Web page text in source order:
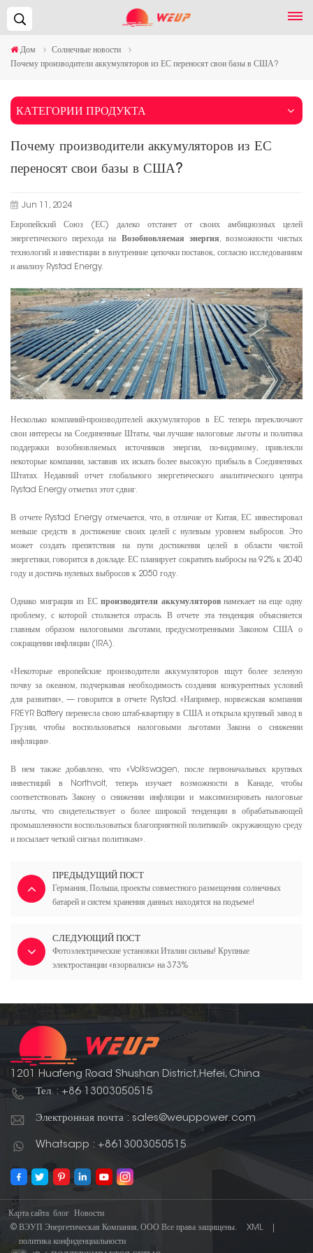
Дом
Солнечные новости
Почему производители аккумуляторов из ЕС переносят свои базы в США?
КАТЕГОРИИ ПРОДУКТА
Почему производители аккумуляторов из ЕС
переносят свои базы в США?
Jun 11, 2024
Европейский Союз (ЕС) далеко отстанет от своих амбициозных целей
энергетического перехода на Возобновляемая энергия, возможности чистых
технологий и инвестиции в внутренние цепочки поставок, согласно исследованиям
и анализу Rystad Energy.
Несколько компаний-производителей аккумуляторов в ЕС теперь переключают
свои интересы на Соединенные Штаты, чьи лучшие налоговые льготы и политика
поддержки возобновляемых источников энергии, по-видимому, привлекли
некоторые компании, заставив их искать более высокую прибыль в Соединенных
Штатах. Недавний отчет глобального энергетического аналитического центра
Rystad Energy отметил этот сдвиг.
В отчете Rystad Energy отмечается, что, в отличие от Китая, ЕС инвестировал
меньше средств в достижение своих целей с нулевым уровнем выбросов. Это
может создать препятствия на пути достижения целей в области чистой
энергетики, говорится в докладе. ЕС планирует сократить выбросы на 92% к 2040
году и достичь нулевых выбросов к 2050 году.
Однако миграция из ЕСпроизводители аккумуляторовнамекает на еще одну
проблему, с которой столкнется отрасль. В отчете эта тенденция объясняется
главным образом налоговыми льготами, предусмотренными Законом США о
сокращении инфляции (IRA).
«Некоторые европейские производители аккумуляторов ищут более зеленую
почву за океаном, подчеркивая необходимость создания конкурентных условий
для развития», — говорится в отчете Rystad. «Например, норвежская компания
FREYR Battery перенесла свою штаб-квартиру в США и открыла крупный завод в
Грузии, чтобы воспользоваться налоговыми льготами Закона о снижении
инфляции».
В нем также добавлено, что «Volkswagen, после первоначальных крупных
инвестиций в Northvolt, теперь изучает возможности в Канаде, чтобы
соответствовать Закону о снижении инфляции и максимизировать налоговые
льготы, что свидетельствует о более широкой тенденции в обрабатывающей
промышленности воспользоваться благоприятной политикой». окружающую среду
и посылает четкий сигнал политикам».
ПРЕДЫДУЩИЙ ПОСТ
Германия, Польша, проекты совместного размещения солнечных
батарей и систем хранения данных находятся на подъеме!
СЛЕДУЮЩИЙ ПОСТ
Фотоэлектрические установки Италии сильны! Крупные
электростанции «взорвались» на 373%
1201 Huafeng Road Shushan District,Hefei, China
Тел. : +86 13003050515
Электронная почта : sales@weuppower.com
Whatsapp : +8613003050515
Карта сайта блог Новости
© ВЭУП Энергетическая Компания, ООО Все права защищены.
XML
политика конфиденциальности